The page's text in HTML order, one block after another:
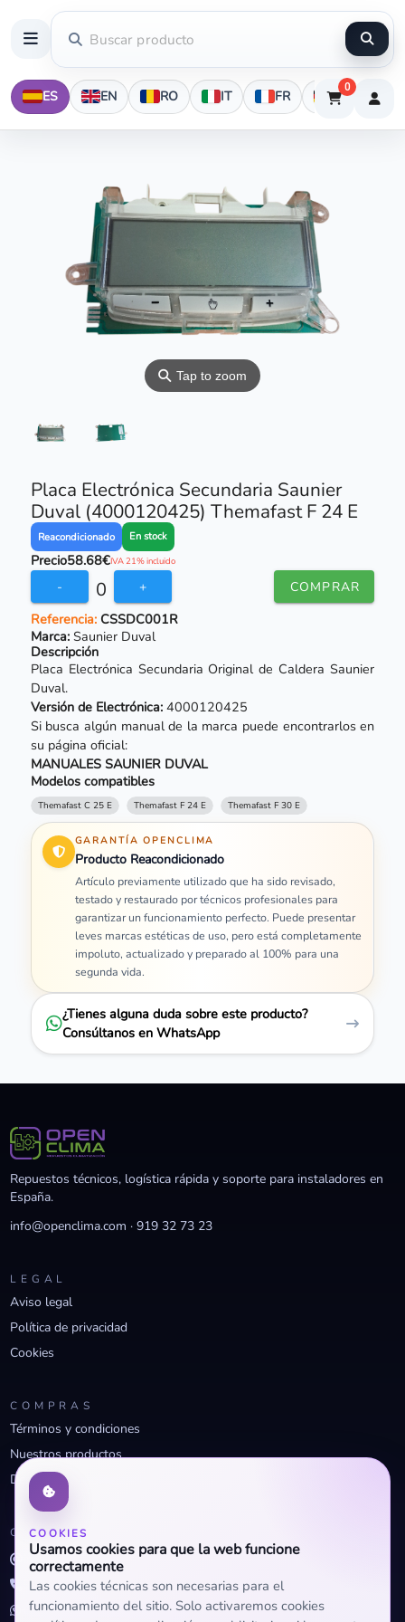
ES EN RO IT FR DE
0
⚲Tap to zoom
Placa Electrónica Secundaria Saunier
Duval (4000120425) Themafast F 24 E
Reacondicionado En stock
Precio58.68€IVA 21% incluido
- 0 + COMPRAR
Referencia:CSSDC001R
Marca: Saunier Duval
Descripción
Placa Electrónica Secundaria Original de Caldera Saunier
Duval.
Versión de Electrónica:4000120425
Si busca algún manual de la marca puede encontrarlos en
su página oficial:
MANUALES SAUNIER DUVAL
Modelos compatibles
Themafast C 25 E Themafast F 24 E Themafast F 30 E
GARANTÍA OPENCLIMA
Producto Reacondicionado
Artículo previamente utilizado que ha sido revisado,
testado y restaurado por técnicos profesionales para
garantizar un funcionamiento perfecto. Puede presentar
leves marcas estéticas de uso, pero está completamente
impoluto, actualizado y preparado al 100% para una
segunda vida.
¿Tienes alguna duda sobre este producto?
Consúltanos en WhatsApp
COOKIES
Usamos cookies para que la web funcione
correctamente
Las cookies técnicas son necesarias para el
funcionamiento del sitio. Solo activaremos cookies
Repuestos técnicos, logística rápida y soporte para instaladores en
España.
info@openclima.com ·919 32 73 23
LEGAL
Aviso legal
Política de privacidad
Cookies
COMPRAS
Términos y condiciones
Nuestros productos
Descuentos profesionales
CONTACTO
info@openclima.com
919 32 73 23
+34 623 56 04 93 (WhatsApp)